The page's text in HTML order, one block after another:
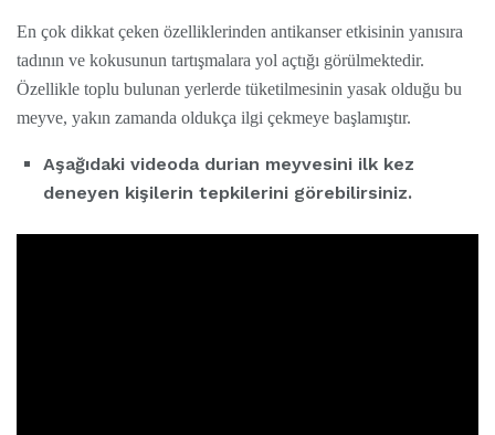
En çok dikkat çeken özelliklerinden antikanser etkisinin yanısıra
tadının ve kokusunun tartışmalara yol açtığı görülmektedir.
Özellikle toplu bulunan yerlerde tüketilmesinin yasak olduğu bu
meyve, yakın zamanda oldukça ilgi çekmeye başlamıştır.
Aşağıdaki videoda durian meyvesini ilk kez
deneyen kişilerin tepkilerini görebilirsiniz.